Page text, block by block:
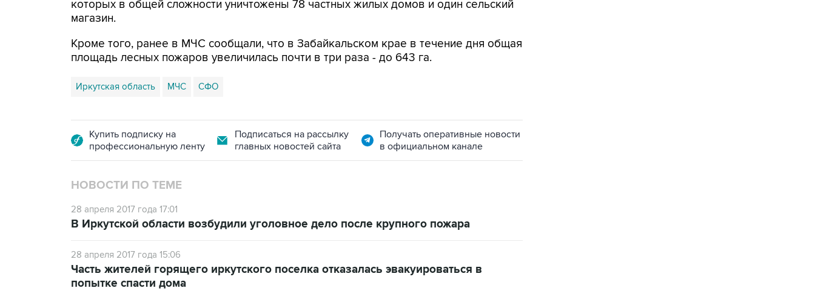
которых в общей сложности уничтожены 78 частных жилых домов и один сельский
магазин.
Кроме того, ранее в МЧС сообщали, что в Забайкальском крае в течение дня общая
площадь лесных пожаров увеличилась почти в три раза - до 643 га.
Иркутская область МЧС СФО
Купить подписку на
профессиональную ленту
Подписаться на рассылку
главных новостей сайта
Получать оперативные новости
в официальном канале
НОВОСТИ ПО ТЕМЕ
28 апреля 2017 года 17:01
В Иркутской области возбудили уголовное дело после крупного пожара
28 апреля 2017 года 15:06
Часть жителей горящего иркутского поселка отказалась эвакуироваться в
попытке спасти дома